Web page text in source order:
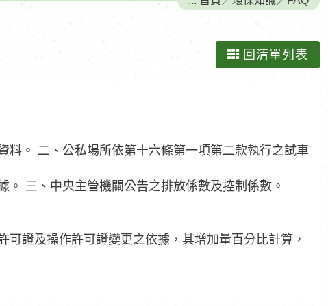
回清單列表
。 二、公私場所依第十六條第一項第二款執行之試車
三、中央主管機關公告之排放係數及控制係數。
證及操作許可證變更之依據，其增加量百分比計算，